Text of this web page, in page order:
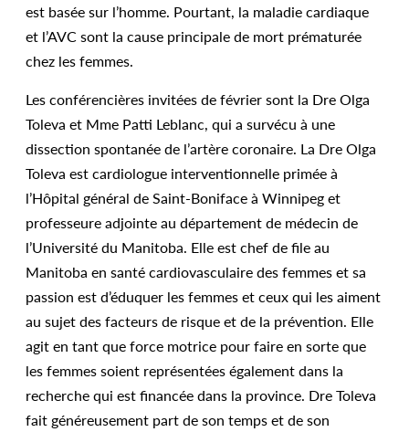
est basée sur l’homme. Pourtant, la maladie cardiaque
et l’AVC sont la cause principale de mort prématurée
chez les femmes.
Les conférencières invitées de février sont la Dre Olga
Toleva et Mme Patti Leblanc, qui a survécu à une
dissection spontanée de l’artère coronaire. La Dre Olga
Toleva est cardiologue interventionnelle primée à
l’Hôpital général de Saint-Boniface à Winnipeg et
professeure adjointe au département de médecin de
l’Université du Manitoba. Elle est chef de file au
Manitoba en santé cardiovasculaire des femmes et sa
passion est d’éduquer les femmes et ceux qui les aiment
au sujet des facteurs de risque et de la prévention. Elle
agit en tant que force motrice pour faire en sorte que
les femmes soient représentées également dans la
recherche qui est financée dans la province. Dre Toleva
fait généreusement part de son temps et de son